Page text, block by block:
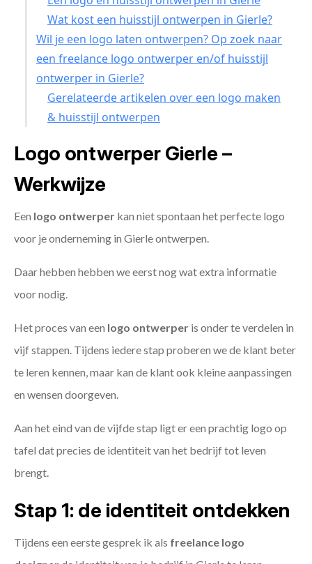
Wat kost een huisstijl ontwerpen in Gierle?
Wil je een logo laten ontwerpen? Op zoek naar
een freelance logo ontwerper en/of huisstijl
ontwerper in Gierle?
Gerelateerde artikelen over een logo maken
& huisstijl ontwerpen
Logo ontwerper Gierle –
Werkwijze
Een logo ontwerper kan niet spontaan het perfecte logo
voor je onderneming in Gierle ontwerpen.
Daar hebben hebben we eerst nog wat extra informatie
voor nodig.
Het proces van een logo ontwerper is onder te verdelen in
vijf stappen. Tijdens iedere stap proberen we de klant beter
te leren kennen, maar kan de klant ook kleine aanpassingen
en wensen doorgeven.
Aan het eind van de vijfde stap ligt er een prachtig logo op
tafel dat precies de identiteit van het bedrijf tot leven
brengt.
Stap 1: de identiteit ontdekken
Tijdens een eerste gesprek ik als freelance logo